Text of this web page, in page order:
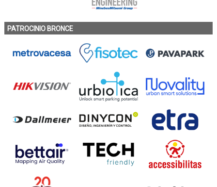
PATROCINIO BRONCE